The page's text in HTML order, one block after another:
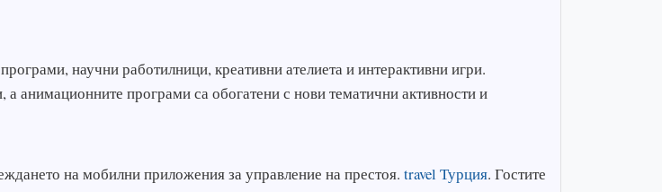
научни работилници, креативни ателиета и интерактивни игри.
анимационните програми са обогатени с нови тематични активности и
на мобилни приложения за управление на престоя.travel Турция. Гостите